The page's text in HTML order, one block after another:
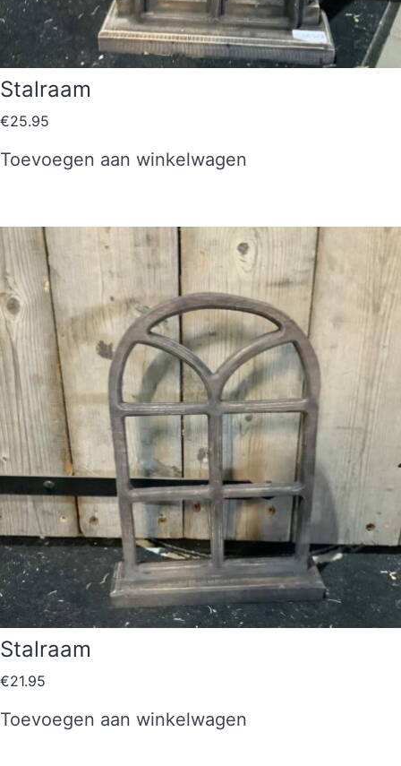
Stalraam
€25.95
Toevoegen aan winkelwagen
Stalraam
€21.95
Toevoegen aan winkelwagen